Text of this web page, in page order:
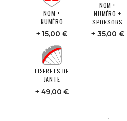
NOM +
NUMÉRO
15,00 €
NOM +
NUMÉRO +
SPONSORS
35,00 €
LISERETS DE
JANTE
49,00 €